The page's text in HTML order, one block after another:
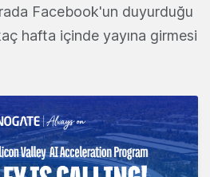
Facebook'un duyurduğu
hafta içinde yayına girmesi